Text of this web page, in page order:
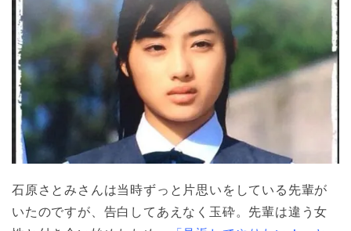
石原さとみさんは当時ずっと片思いをしている先輩が
いたのですが、告白してあえなく玉砕。先輩は違う女